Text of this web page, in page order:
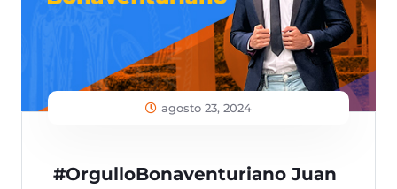
agosto 23, 2024
#OrgulloBonaventuriano Juan